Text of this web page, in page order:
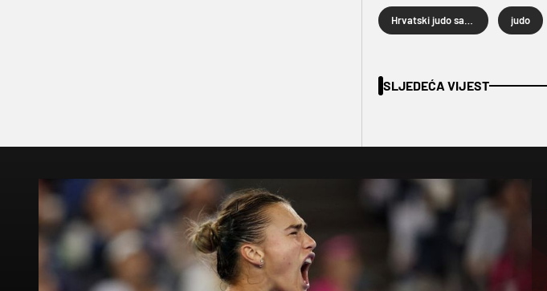
Hrvatski judo savez judo
SLJEDEĆA VIJEST